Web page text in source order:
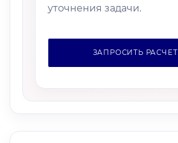
уточнения задачи.
ЗАПРОСИТЬ РАСЧЕТ